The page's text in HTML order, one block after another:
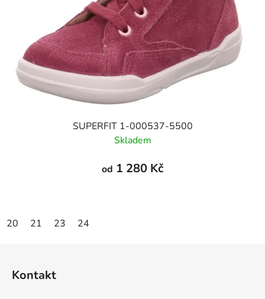
SUPERFIT 1-000537-5500
Skladem
od 1 280 Kč
20 21 23 24
Kontakt